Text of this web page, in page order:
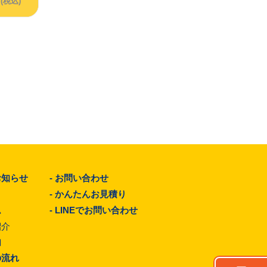
らせ
れ
- お問い合わせ
-かんたんお見積り
- LINEでお問い合わせ